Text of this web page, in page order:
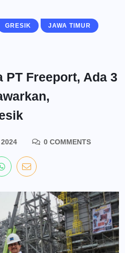
GRESIK JAWA TIMUR
PT Freeport, Ada 3
0 COMMENTS